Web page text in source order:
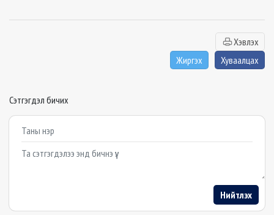
Хэвлэх
Жиргэх
Хуваалцах
Сэтгэгдэл бичих
Example textarea
Нийтлэх